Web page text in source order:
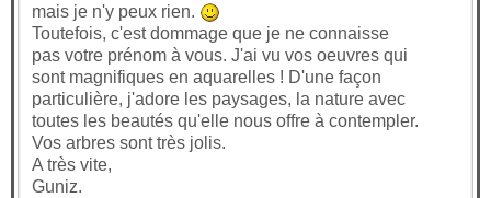
mais je n'y peux rien.
Toutefois, c'est dommage que je ne connaisse
pas votre prénom à vous. J'ai vu vos oeuvres qui
sont magnifiques en aquarelles ! D'une façon
particulière, j'adore les paysages, la nature avec
toutes les beautés qu'elle nous offre à contempler.
Vos arbres sont très jolis.
A très vite,
Guniz.